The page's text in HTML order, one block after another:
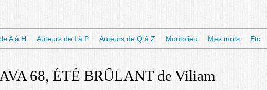
A à H Auteurs de I à P Auteurs de Q à Z Montolieu Mes mots Etc.
68, ÉTÉ BRÛLANT de Viliam